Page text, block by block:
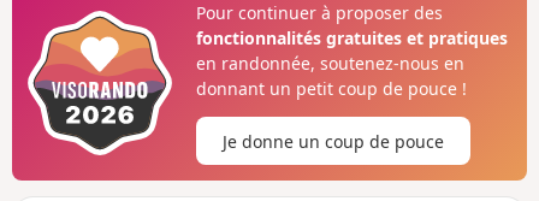
redescendant du Col de Richemont.Pour continuer à proposer des
fonctionnalités gratuites et pratiques
en randonnée, soutenez-nous en
donnant un petit coup de pouce !
Je donne un coup de pouce